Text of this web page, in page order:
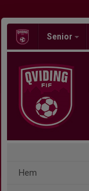
Senior
Hem